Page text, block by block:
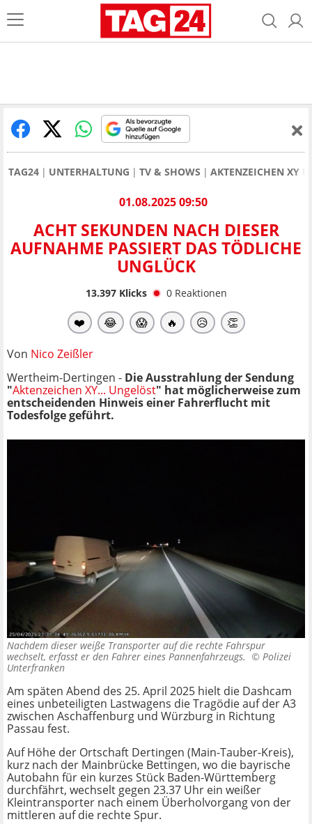
TAG24 UNTERHALTUNG TV & SHOWS AKTENZEICHEN XY
01.08.2025 09:50
ACHT SEKUNDEN NACH DIESER
AUFNAHME PASSIERT DAS TÖDLICHE
UNGLÜCK
13.397Klicks 0 Reaktionen
❤️ 😂 😱 🔥 😥 👏
Von Nico Zeißler
Wertheim-Dertingen - Die Ausstrahlung der Sendung
"Aktenzeichen XY... Ungelöst" hat möglicherweise zum
entscheidenden Hinweis einer Fahrerflucht mit
Todesfolge geführt.
Nachdem dieser weiße Transporter auf die rechte Fahrspur
wechselt, erfasst er den Fahrer eines Pannenfahrzeugs. © Polizei
Unterfranken
Am späten Abend des 25. April 2025 hielt die Dashcam
eines unbeteiligten Lastwagens die Tragödie auf der A3
zwischen Aschaffenburg und Würzburg in Richtung
Passau fest.
Auf Höhe der Ortschaft Dertingen (Main-Tauber-Kreis),
kurz nach der Mainbrücke Bettingen, wo die bayrische
Autobahn für ein kurzes Stück Baden-Württemberg
durchfährt, wechselt gegen 23.37 Uhr ein weißer
Kleintransporter nach einem Überholvorgang von der
mittleren auf die rechte Spur.